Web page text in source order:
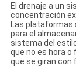
El drenaje a un
concentración
Las plataformas
para el
sistema del
que no es hora
que se giran con